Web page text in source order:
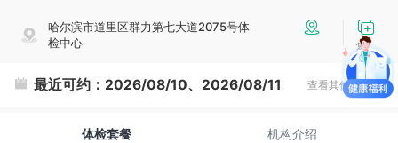
哈尔滨市道里区群力第七大道2075号体
检中心
复
制
最近可约： 2026/08/10、2026/08/11 查看其他时间
体检套餐 机构介绍